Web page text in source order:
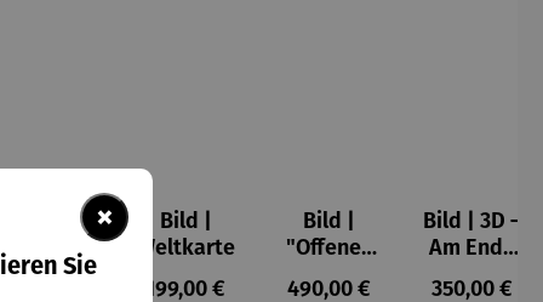
Dream
Regulärer Preis:
Bild |
Weltkarte
Regulärer Preis:
199,00 €
Bild |
"Offenes
Fenster in
Regulärer Preis:
490,00 €
Bild | 3D –
Am Ende
des
Regulärer
350,00 €
×
Sie